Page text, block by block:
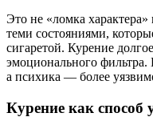
Это не «ломка
теми состояниями,
сигаретой. Курение
эмоционального фильтра.
а психика — более
Курение как способ